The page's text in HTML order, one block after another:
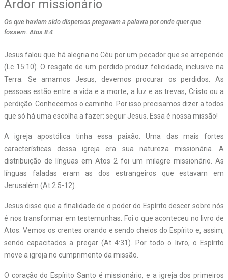
Ardor missionário
Os que haviam sido dispersos pregavam a palavra por onde quer que
fossem. Atos 8:4
Jesus falou que há alegria no Céu por um pecador que se arrepende
(Lc 15:10). O resgate de um perdido produz felicidade, inclusive na
Terra. Se amamos Jesus, devemos procurar os perdidos. As
pessoas estão entre a vida e a morte, a luz e as trevas, Cristo ou a
perdição. Conhecemos o caminho. Por isso precisamos dizer a todos
que só há uma escolha a fazer: seguir Jesus. Essa é nossa missão!
A igreja apostólica tinha essa paixão. Uma das mais fortes
características dessa igreja era sua natureza missionária. A
distribuição de línguas em Atos 2 foi um milagre missionário. As
línguas faladas eram as dos estrangeiros que estavam em
Jerusalém (At 2:5-12).
Jesus disse que a finalidade de o poder do Espírito descer sobre nós
é nos transformar em testemunhas. Foi o que aconteceu no livro de
Atos. Vemos os crentes orando e sendo cheios do Espírito e, assim,
sendo capacitados a pregar (At 4:31). Por todo o livro, o Espírito
move a igreja no cumprimento da missão.
O coração do Espírito Santo é missionário, e a igreja dos primeiros